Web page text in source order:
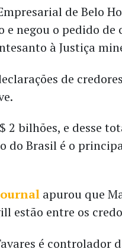
de Belo
negou o pedido de
à Justiça
de
bilhões, e desse
do Brasil é o
apurou que
estão entre os
é controlador